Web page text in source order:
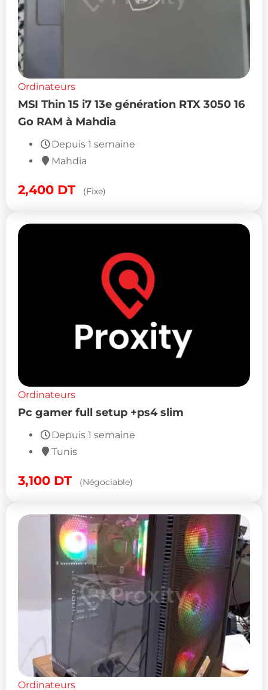
Ordinateurs
MSI Thin 15 i7 13e génération RTX 3050 16
Go RAM à Mahdia
Depuis 1 semaine
Mahdia
2,400 DT (Fixe)
Ordinateurs
Pc gamer full setup +ps4 slim
Depuis 1 semaine
Tunis
3,100 DT (Négociable)
Ordinateurs